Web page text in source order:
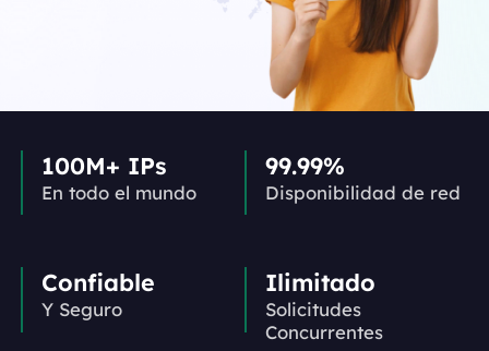
100M+ IPs
En todo el mundo
99.99%
Disponibilidad de red
Confiable
Y Seguro
Ilimitado
Solicitudes
Concurrentes